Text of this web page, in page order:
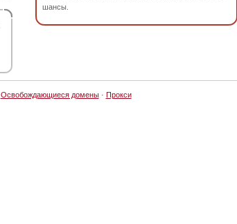
шансы.
Освобождающиеся домены· Прокси